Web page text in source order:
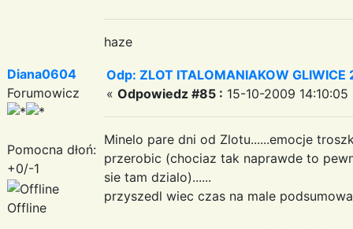
haze
Diana0604
Forumowicz
Pomocna dłoń:
+0/-1
Offline
Odp: ZLOT ITALOMANIAKOW
« Odpowiedz #85 : 15-10-2009 14:10:05
Minelo pare dni od Zlotu......emocje
przerobic (chociaz tak naprawde to
sie tam dzialo)......
przyszedl wiec czas na male